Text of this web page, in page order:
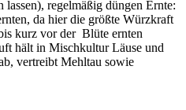
regelmäßig düngen Ernte:
da hier die größte Würzkraft
kurz vor der Blüte ernten
hält in Mischkultur Läuse und
vertreibt Mehltau sowie